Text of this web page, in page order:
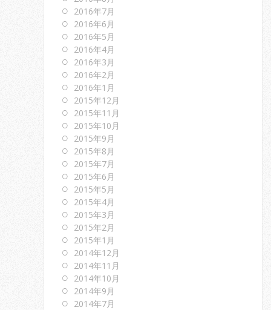
2016年7月
2016年6月
2016年5月
2016年4月
2016年3月
2016年2月
2016年1月
2015年12月
2015年11月
2015年10月
2015年9月
2015年8月
2015年7月
2015年6月
2015年5月
2015年4月
2015年3月
2015年2月
2015年1月
2014年12月
2014年11月
2014年10月
2014年9月
2014年7月